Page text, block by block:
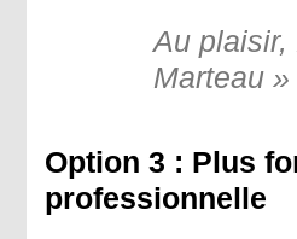
Au plaisir,
Marteau »
Option 3 : Plus
professionnelle